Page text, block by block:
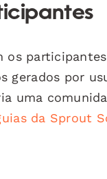
gerados por
uma
da Sprout